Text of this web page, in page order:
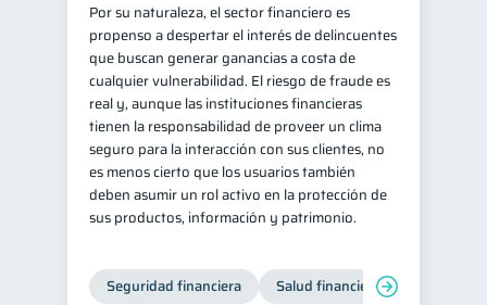
Por su naturaleza, el sector financiero es
propenso a despertar el interés de delincuentes
que buscan generar ganancias a costa de
cualquier vulnerabilidad. El riesgo de fraude es
real y, aunque las instituciones financieras
tienen la responsabilidad de proveer un clima
seguro para la interacción con sus clientes, no
es menos cierto que los usuarios también
deben asumir un rol activo en la protección de
sus productos, información y patrimonio.
Seguridad financiera Salud financiera